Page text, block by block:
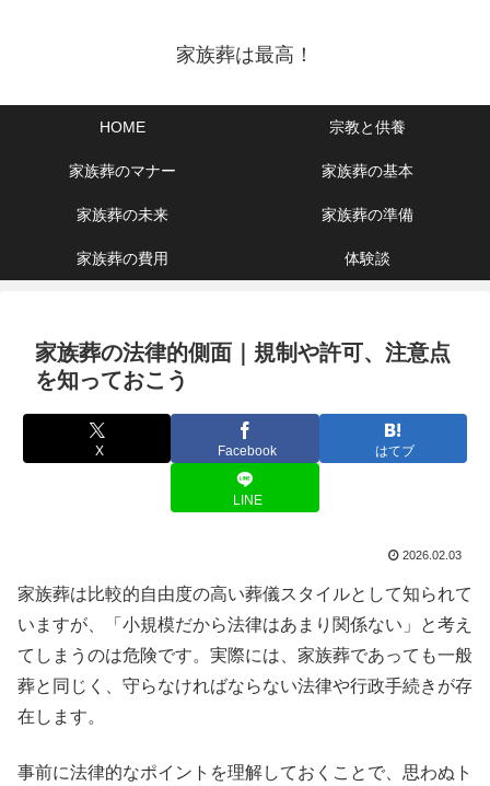
家族葬は最高！
HOME 宗教と供養
家族葬のマナー 家族葬の基本
家族葬の未来 家族葬の準備
家族葬の費用 体験談
家族葬の法律的側面｜規制や許可、注意点
を知っておこう
X Facebook はてブ
LINE
2026.02.03
家族葬は比較的自由度の高い葬儀スタイルとして知られて
いますが、「小規模だから法律はあまり関係ない」と考え
てしまうのは危険です。実際には、家族葬であっても一般
葬と同じく、守らなければならない法律や行政手続きが存
在します。
事前に法律的なポイントを理解しておくことで、思わぬト